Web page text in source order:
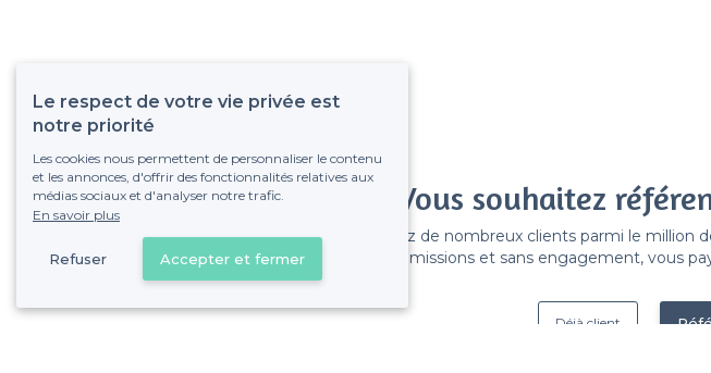
Vous souhaitez
Gagnez de nombreux clients parmi le million
Pas de commissions et sans engagement, vous
Déjà client
Le respect de votre vie privée est
notre priorité
Les cookies nous permettent de personnaliser le contenu
et les annonces, d'offrir des fonctionnalités relatives aux
médias sociaux et d'analyser notre trafic.
En savoir plus
Refuser Accepter et fermer